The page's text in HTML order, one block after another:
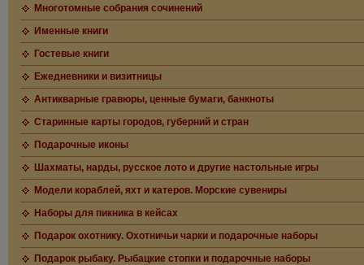
Многотомные собрания сочинений
Именные книги
Гостевые книги
Ежедневники и визитницы
Антикварные гравюры, ценные бумаги, банкноты
Старинные карты городов, губерний и стран
Подарочные иконы
Шахматы, нарды, русское лото и другие настольные игры
Модели кораблей, яхт и катеров. Морские сувениры
Наборы для пикника в кейсах
Подарок охотнику. Охотничьи чарки и подарочные наборы
Подарок рыбаку. Рыбацкие стопки и подарочные наборы